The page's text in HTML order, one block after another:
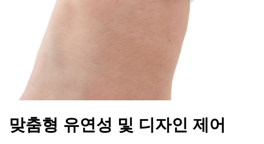
맞춤형 유연성 및 디자인 제어